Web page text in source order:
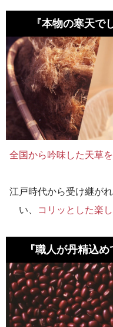
『本物の寒天で
全国から吟味した天草
江戸時代から受け継が
い、
コリッとした楽
『職人が丹精込